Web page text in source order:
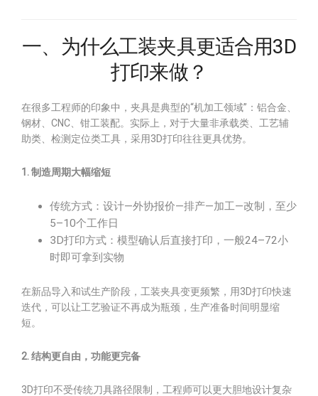
一、为什么工装夹具更适合用3D
打印来做？
在很多工程师的印象中，夹具是典型的“机加工领域”：铝合金、
钢材、CNC、钳工装配。实际上，对于大量非承载类、工艺辅
助类、检测定位类工具，采用3D打印往往更具优势。
1. 制造周期大幅缩短
传统方式：设计—外协报价—排产—加工—改制，至少
5–10个工作日
3D打印方式：模型确认后直接打印，一般24–72小
时即可拿到实物
在新品导入和试生产阶段，工装夹具变更频繁，用3D打印快速
迭代，可以让工艺验证不再成为瓶颈，生产准备时间明显缩
短。
2. 结构更自由，功能更完备
3D打印不受传统刀具路径限制，工程师可以更大胆地设计复杂